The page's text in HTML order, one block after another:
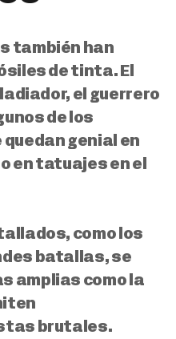
también han
de tinta. El
el guerrero
de los
genial en
en tatuajes en el
como los
batallas, se
amplias como la
brutales.